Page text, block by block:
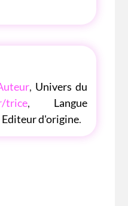
, Univers du
trice, Langue
Editeur d'origine.